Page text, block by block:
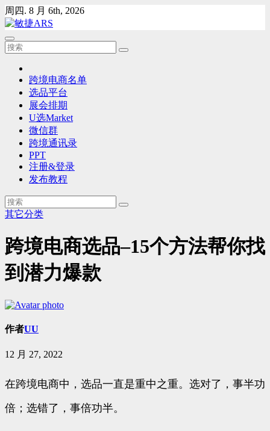
Skip
to
content
周四. 8 月 6th, 2026
跨境电商名单
选品平台
展会排期
U选Market
微信群
跨境通讯录
PPT
注册&登录
发布教程
其它分类
跨境电商选品–15个方法帮你找
到潜力爆款
作者UU
12 月 27, 2022
在跨境电商中，选品一直是重中之重。选对了，事半功
倍；选错了，事倍功半。